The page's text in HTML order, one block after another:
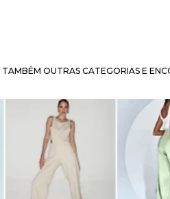
OUTRAS CATEGORIAS E